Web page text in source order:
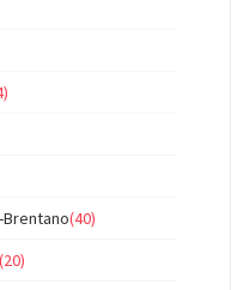
Brentano(40)
(20)